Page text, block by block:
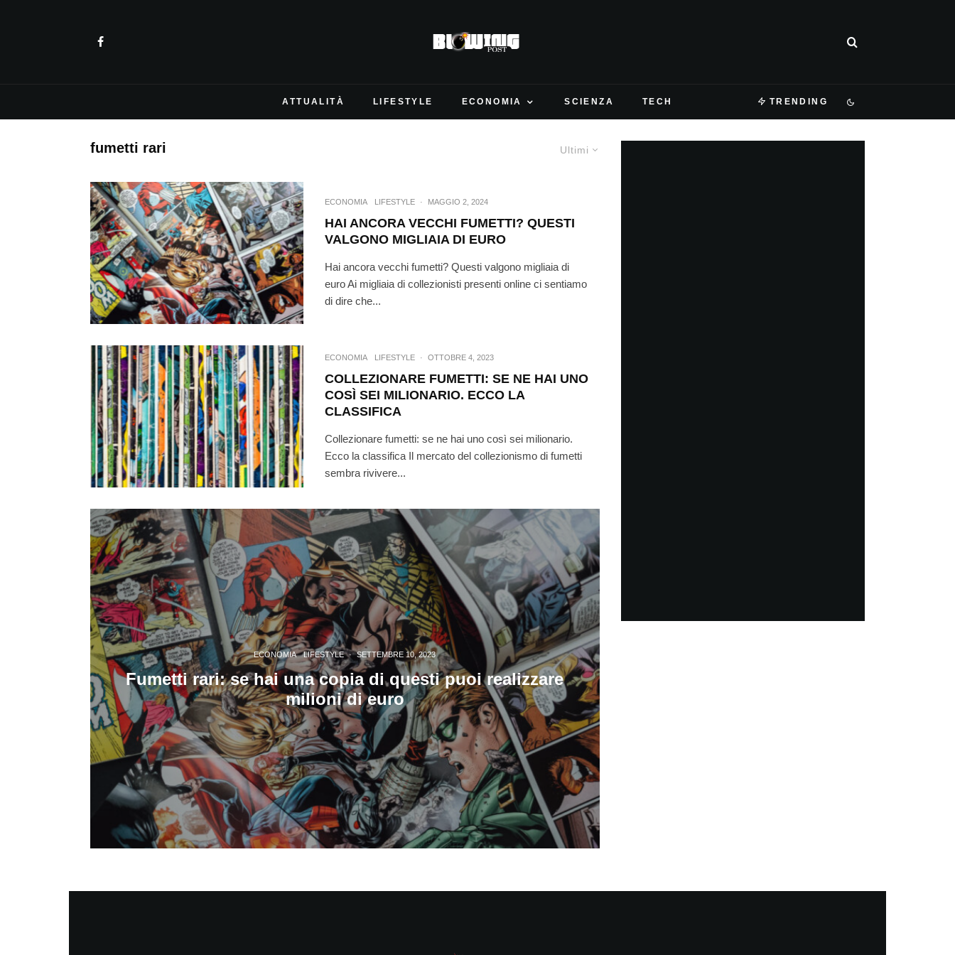
ATTUALITÀ LIFESTYLE ECONOMIA SCIENZA TECH TRENDING
Ultimi
fumetti rari
ECONOMIA LIFESTYLE · MAGGIO 2, 2024
HAI ANCORA VECCHI FUMETTI? QUESTI
VALGONO MIGLIAIA DI EURO
Hai ancora vecchi fumetti? Questi valgono migliaia di
euro Ai migliaia di collezionisti presenti online ci sentiamo
di dire che...
ECONOMIA LIFESTYLE · OTTOBRE 4, 2023
COLLEZIONARE FUMETTI: SE NE HAI UNO
COSÌ SEI MILIONARIO. ECCO LA
CLASSIFICA
Collezionare fumetti: se ne hai uno così sei milionario.
Ecco la classifica Il mercato del collezionismo di fumetti
sembra rivivere...
ECONOMIA LIFESTYLE · SETTEMBRE 10, 2023
Fumetti rari: se hai una copia di questi puoi realizzare
milioni di euro